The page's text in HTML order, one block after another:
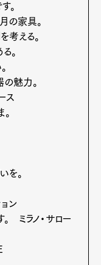
Cars
。
の家具。
考える。
。
魅力。
ス
を。
ン
ミラノ・サロー